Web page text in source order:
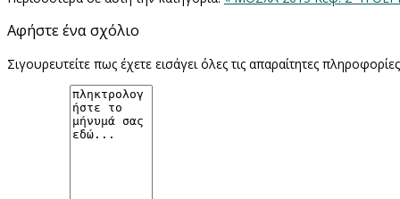
Αφήστε ένα σχόλιο
Σιγουρευτείτε πως έχετε εισάγει όλες τις απαραίτητες